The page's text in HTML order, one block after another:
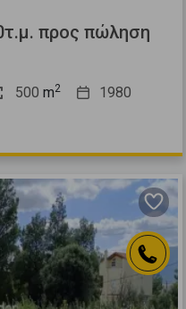
προς πώληση
500 m2 1980